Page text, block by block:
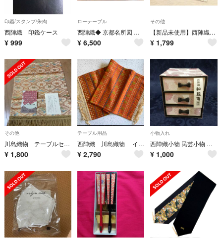
印鑑/スタンプ/朱肉
西陣織 印鑑ケース
¥ 999
ローテーブル
西陣織◆ 京都名所図 テーブルセンター
¥ 6,500
その他
【新品未使用】西陣織♡数珠ケース
¥ 1,799
その他
川島織物 テーブルセンター
¥ 1,800
テーブル用品
西陣織 川島織物 インテリアファブリック 新品 未使用 箱あり
¥ 2,790
小物入れ
西陣織小物 民芸小物 小物たんす
¥ 1,000